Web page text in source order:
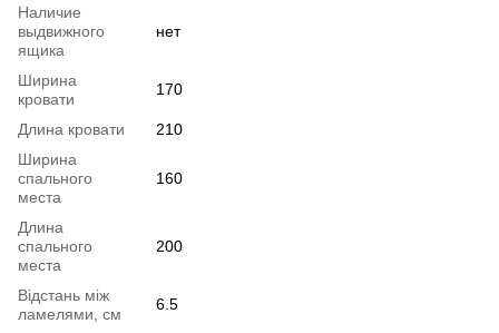
Наличие
выдвижного
ящика
нет
Ширина
кровати
170
Длина кровати
210
Ширина
спального
места
160
Длина
спального
места
200
Відстань між
ламелями, см
6.5